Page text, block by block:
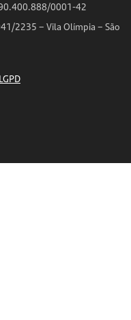
90.400.888/0001-42
2235 – Vila Olímpia – São
LGPD